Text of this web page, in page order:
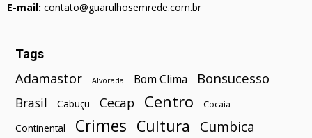
E-mail: contato@guarulhosemrede.com.br
Tags
Adamastor Alvorada Bom Clima Bonsucesso
Brasil Cabuçu Cecap Centro Cocaia
Continental Crimes Cultura Cumbica